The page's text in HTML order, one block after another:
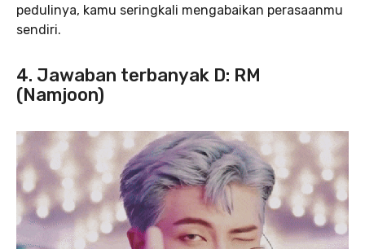
pedulinya, kamu seringkali mengabaikan perasaanmu
sendiri.
4. Jawaban terbanyak D: RM
(Namjoon)